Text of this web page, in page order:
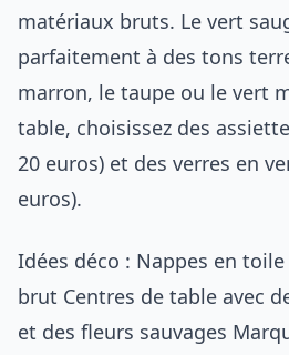
matériaux bruts. Le vert
parfaitement à des tons
marron, le taupe ou le vert
table, choisissez des
20 euros) et des verres en
euros).
Idées déco : Nappes en
brut Centres de table avec
et des fleurs sauvages